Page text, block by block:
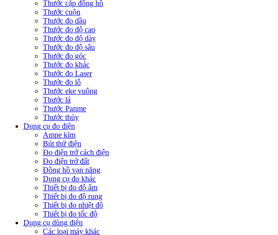
Thước cặp đồng hồ
Thước cuộn
Thước đo dầu
Thước đo độ cao
Thước đo độ dày
Thước đo độ sâu
Thước đo góc
Thước đo khác
Thước đo Laser
Thước đo lỗ
Thước eke vuông
Thước lá
Thước Panme
Thước thủy
Dụng cụ đo điện
Ampe kìm
Bút thử điện
Đo điện trở cách điện
Đo điện trở đất
Đồng hồ vạn năng
Dụng cụ đo khác
Thiết bị đo độ ẩm
Thiết bị đo độ rung
Thiết bị đo nhiệt độ
Thiết bị đo tốc độ
Dụng cụ dùng điện
Các loại máy khác